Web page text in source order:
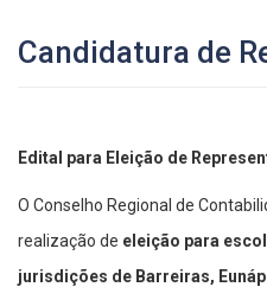
Candidatura de
Edital para Eleição de
O Conselho Regional de
realização de eleição para
jurisdições de Barreiras,